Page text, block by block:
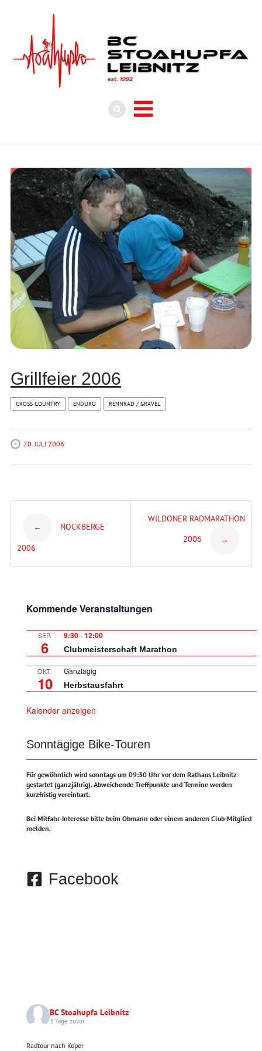
Grillfeier 2006
CROSS COUNTRY ENDURO RENNRAD / GRAVEL
20. JULI 2006
navigation
← NOCKBERGE
2006
WILDONER RADMARATHON
2006
→
Kommende Veranstaltungen
SEP.
6
9:30-12:00
Clubmeisterschaft Marathon
OKT.
10
Ganztägig
Herbstausfahrt
Kalender anzeigen
Sonntägige Bike-Touren
Für gewöhnlich wird sonntags um 09:30 Uhr vor dem Rathaus Leibnitz
gestartet (ganzjährig).Abweichende Treffpunkte und Termine werden
kurzfristig vereinbart.
Bei Mitfahr-Interesse bitte beim Obmann oder einem anderen Club-Mitglied
melden.
Facebook
BC Stoahupfa Leibnitz
3 Tage zuvor
Radtour nach Koper